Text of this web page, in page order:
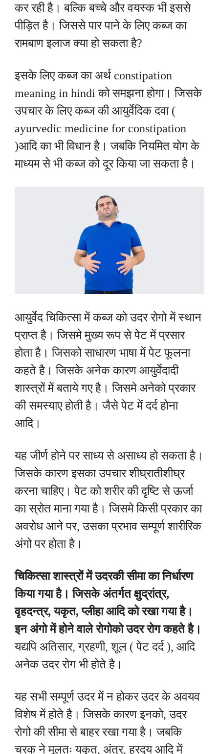
कर रही है। बल्कि बच्चे और वयस्क भी इससे
पीड़ित है। जिससे पार पाने के लिए कब्ज का
रामबाण इलाज क्या हो सकता है?
इसके लिए कब्ज का अर्थ constipation
meaning in hindi को समझना होगा। जिसके
उपचार के लिए कब्ज की आयुर्वेदिक दवा (
ayurvedic medicine for constipation
)आदि का भी विधान है। जबकि नियमित योग के
माध्यम से भी कब्ज को दूर किया जा सकता है।
आयुर्वेद चिकित्सा में कब्ज को उदर रोगो में स्थान
प्राप्त है। जिसमे मुख्य रूप से पेट में प्रसार
होता है। जिसको साधारण भाषा में पेट फूलना
कहते है। जिसके अनेक कारण आयुर्वेदादी
शास्त्रों में बताये गए है। जिसमे अनेको प्रकार
की समस्याए होती है। जैसे पेट में दर्द होना
आदि।
यह जीर्ण होने पर साध्य से असाध्य हो सकता है।
जिसके कारण इसका उपचार शीघ्रातीशीघ्र
करना चाहिए। पेट को शरीर की दृष्टि से ऊर्जा
का स्रोत माना गया है। जिसमे किसी प्रकार का
अवरोध आने पर, उसका प्रभाव सम्पूर्ण शारीरिक
अंगो पर होता है।
चिकित्सा शास्त्रों में उदरकी सीमा का निर्धारण
किया गया है। जिसके अंतर्गत क्षुद्रांत्र,
वृहदन्त्र, यकृत, प्लीहा आदि को रखा गया है।
इन अंगो में होने वाले रोगोको उदर रोग कहते है।
यद्यपि अतिसार, ग्रहणी, शूल ( पेट दर्द ), आदि
अनेक उदर रोग भी होते है।
यह सभी सम्पूर्ण उदर में न होकर उदर के अवयव
विशेष में होते है। जिसके कारण इनको, उदर
रोगो की सीमा से बाहर रखा गया है। जबकि
चरक ने मूलतः यकृत, अंत्र, ह्रदय आदि में